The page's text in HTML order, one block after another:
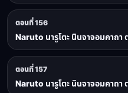
ตอนที่ 156
Naruto นารูโตะ นินจาจอมคาถา
ตอนที่ 157
Naruto นารูโตะ นินจาจอมคาถา